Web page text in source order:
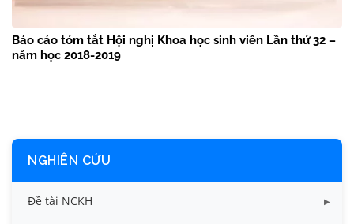
Báo cáo tóm tắt Hội nghị Khoa học sinh viên Lần thứ 32 –
năm học 2018-2019
NGHIÊN CỨU
Đề tài NCKH